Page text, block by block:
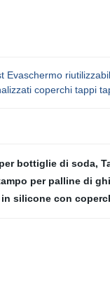
Evaschermo
coperchi tappi
bottiglie di soda,
per palline di
silicone con